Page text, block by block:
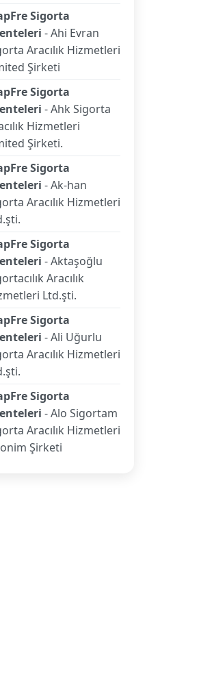
Sigorta
- Ahi Evran
Aracılık Hizmetleri
Şirketi
Sigorta
- Ahk Sigorta
Hizmetleri
Şirketi.
Sigorta
- Ak-han
Aracılık Hizmetleri
Sigorta
- Aktaşoğlu
Aracılık
Ltd.şti.
Sigorta
- Ali Uğurlu
Aracılık Hizmetleri
Sigorta
- Alo Sigortam
Aracılık Hizmetleri
Şirketi